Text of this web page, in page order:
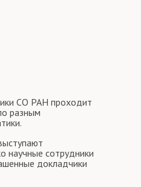
СО РАН проходит
разным
научные сотрудники
докладчики